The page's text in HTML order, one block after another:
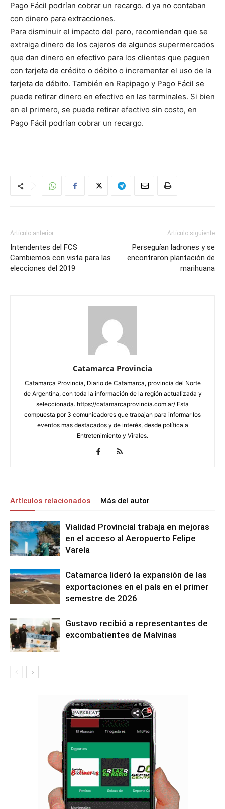
Pago Fácil podrían cobrar un recargo. d ya no contaban
con dinero para extracciones.
Para disminuir el impacto del paro, recomiendan que se
extraiga dinero de los cajeros de algunos supermercados
que dan dinero en efectivo para los clientes que paguen
con tarjeta de crédito o débito o incrementar el uso de la
tarjeta de débito. También en Rapipago y Pago Fácil se
puede retirar dinero en efectivo en las terminales. Si bien
en el primero, se puede retirar efectivo sin costo, en
Pago Fácil podrían cobrar un recargo.
Artículo anterior
Intendentes del FCS
Cambiemos con vista para las
elecciones del 2019
Artículo siguiente
Perseguían ladrones y se
encontraron plantación de
marihuana
Catamarca Provincia
Catamarca Provincia, Diario de Catamarca, provincia del Norte
de Argentina, con toda la información de la región actualizada y
seleccionada. https://catamarcaprovincia.com.ar/ Esta
compuesta por 3 comunicadores que trabajan para informar los
eventos mas destacados y de interés, desde política a
Entretenimiento y Virales.
Artículos relacionados Más del autor
Vialidad Provincial trabaja en mejoras
en el acceso al Aeropuerto Felipe
Varela
Catamarca lideró la expansión de las
exportaciones en el país en el primer
semestre de 2026
Gustavo recibió a representantes de
excombatientes de Malvinas